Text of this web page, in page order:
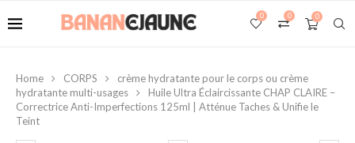
0
0
0
Home CORPS
crème hydratante pour le corps ou crème
hydratante multi-usages
Huile Ultra Éclaircissante CHAP CLAIRE –
Correctrice Anti-Imperfections 125ml | Atténue Taches & Unifie le
Teint